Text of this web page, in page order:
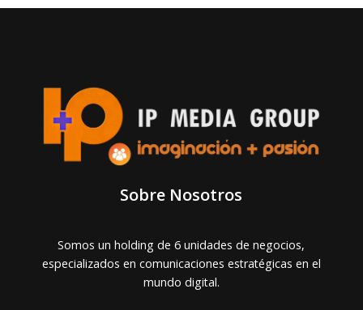
Sobre Nosotros
Somos un holding de 6 unidades de negocios,
especializados en comunicaciones estratégicas en el
mundo digital.